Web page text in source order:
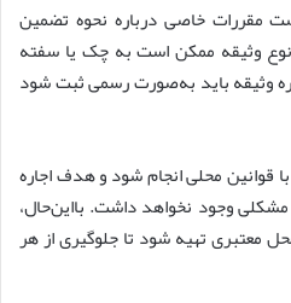
مقررات خاصی درباره نحوه تضمین
نوع وثیقه ممکن است به چک یا سفته
وثیقه باید به‌صورت رسمی ثبت شود
قوانین محلی انجام شود و هدف اجاره
وجود نخواهد داشت. بااین‌حال،
معتبری تهیه شود تا جلوگیری از هر